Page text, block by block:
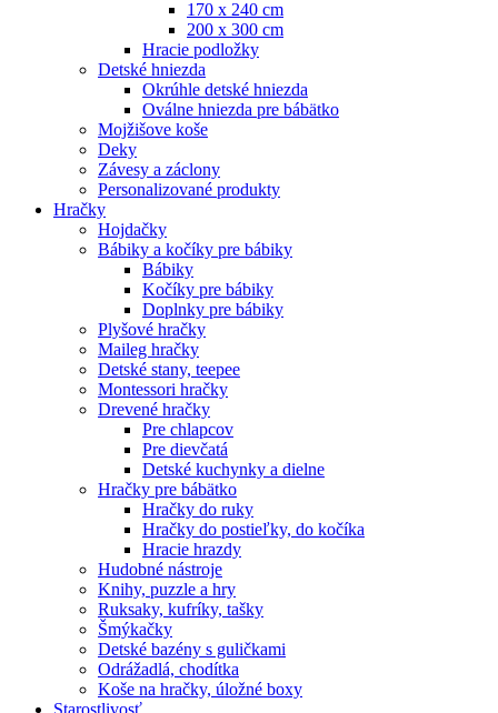
170 x 240 cm
200 x 300 cm
Hracie podložky
Detské hniezda
Okrúhle detské hniezda
Oválne hniezda pre bábätko
Mojžišove koše
Deky
Závesy a záclony
Personalizované produkty
Hračky
Hojdačky
Bábiky a kočíky pre bábiky
Bábiky
Kočíky pre bábiky
Doplnky pre bábiky
Plyšové hračky
Maileg hračky
Detské stany, teepee
Montessori hračky
Drevené hračky
Pre chlapcov
Pre dievčatá
Detské kuchynky a dielne
Hračky pre bábätko
Hračky do ruky
Hračky do postieľky, do kočíka
Hracie hrazdy
Hudobné nástroje
Knihy, puzzle a hry
Ruksaky, kufríky, tašky
Šmýkačky
Detské bazény s guličkami
Odrážadlá, chodítka
Koše na hračky, úložné boxy
Starostlivosť